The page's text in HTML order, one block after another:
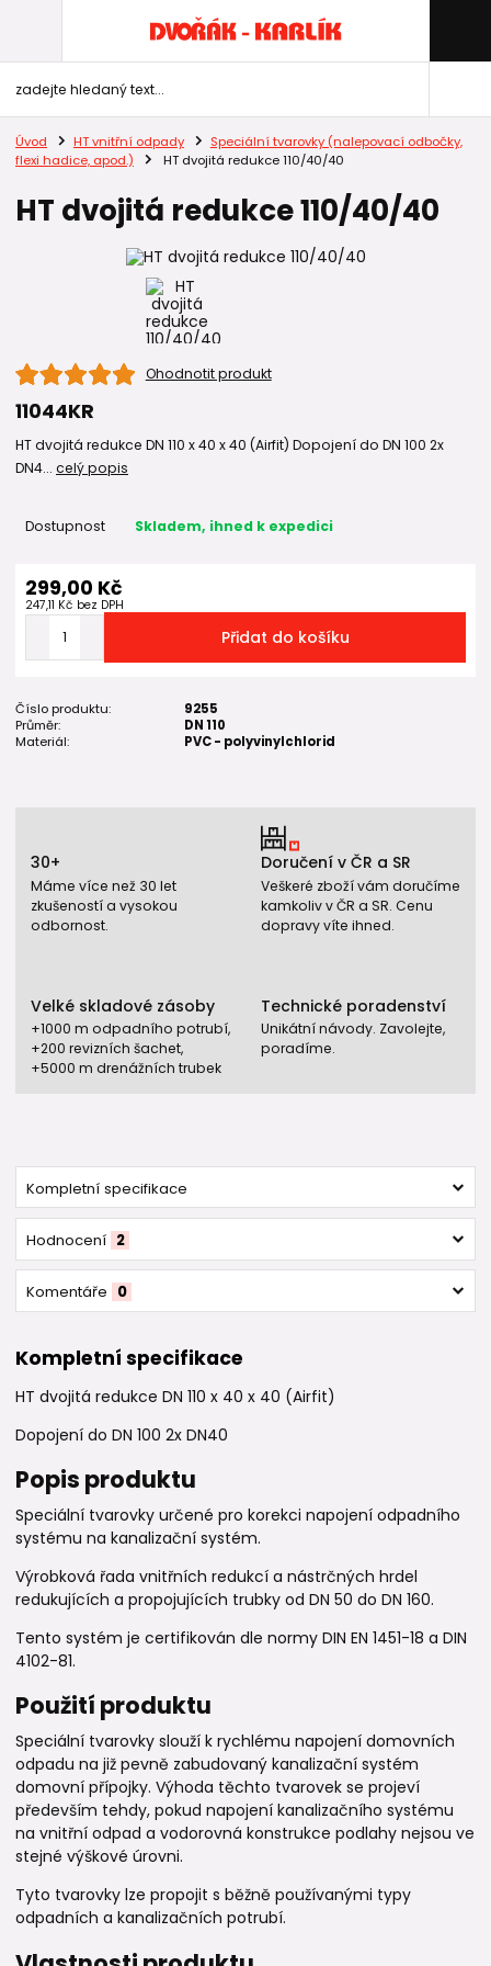
Úvod HT vnitřní odpady
Speciální tvarovky (nalepovací odbočky,
flexi hadice, apod.)
HT dvojitá redukce 110/40/40
HT dvojitá redukce 110/40/40
Ohodnotit produkt
11044KR
HT dvojitá redukce DN 110 x 40 x 40 (Airfit) Dopojení do DN 100 2x
DN4... celý popis
Dostupnost Skladem, ihned k expedici
299,00 Kč
247,11 Kč bez DPH
Přidat do košíku
Číslo produktu:
9255
Průměr:
DN 110
Materiál:
PVC - polyvinylchlorid
30+
Máme více než 30 let
zkušeností a vysokou
odbornost.
Doručení v ČR a SR
Veškeré zboží vám doručíme
kamkoliv v ČR a SR. Cenu
dopravy víte ihned.
Velké skladové zásoby
+1000 m odpadního potrubí,
+200 revizních šachet,
+5000 m drenážních trubek
Technické poradenství
Unikátní návody. Zavolejte,
poradíme.
Kompletní specifikace
Hodnocení 2
Komentáře 0
Kompletní specifikace
HT dvojitá redukce DN 110 x 40 x 40 (Airfit)
Dopojení do DN 100 2x DN40
Popis produktu
Speciální tvarovky určené pro korekci napojení odpadního
systému na kanalizační systém.
Výrobková řada vnitřních redukcí a nástrčných hrdel
redukujících a propojujících trubky od DN 50 do DN 160.
Tento systém je certifikován dle normy DIN EN 1451-18 a DIN
4102-81.
Použití produktu
Speciální tvarovky slouží k rychlému napojení domovních
odpadu na již pevně zabudovaný kanalizační systém
domovní přípojky. Výhoda těchto tvarovek se projeví
především tehdy, pokud napojení kanalizačního systému
na vnitřní odpad a vodorovná konstrukce podlahy nejsou ve
stejné výškové úrovni.
Tyto tvarovky lze propojit s běžně používanými typy
odpadních a kanalizačních potrubí.